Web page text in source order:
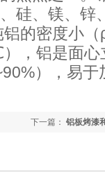
硅、镁、锌
的密度小
，铝是面
），易于
下一篇： 铝板烤漆